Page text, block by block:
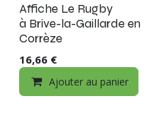
Affiche Le Rugby
à Brive-la-Gaillarde en
Corrèze
16,66 €
Ajouter au panier